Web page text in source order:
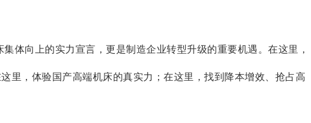
体向上的实力宣言，更是制造企业转型升级的重要机遇。在这里，
里，体验国产高端机床的真实力；在这里，找到降本增效、抢占高